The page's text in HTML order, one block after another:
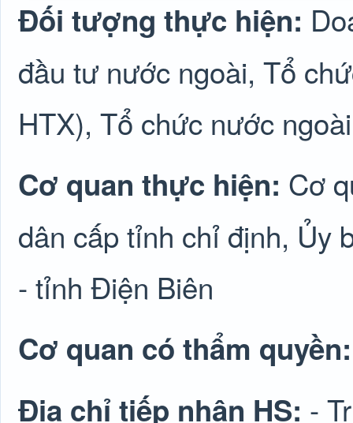
Đối tượng thực hiện:
đầu tư nước ngoài, Tổ
HTX), Tổ chức nước
Cơ quan thực hiện: Cơ
dân cấp tỉnh chỉ định, Ủy
- tỉnh Điện Biên
Cơ quan có thẩm
Địa chỉ tiếp nhận HS: -